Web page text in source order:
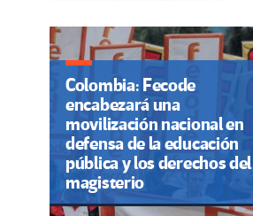
Colombia: Fecode
encabezará una
movilización nacional en
defensa de la educación
pública y los derechos del
magisterio